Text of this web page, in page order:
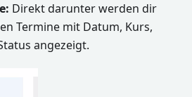
Direkt darunter werden dir
Termine mit Datum, Kurs,
angezeigt.